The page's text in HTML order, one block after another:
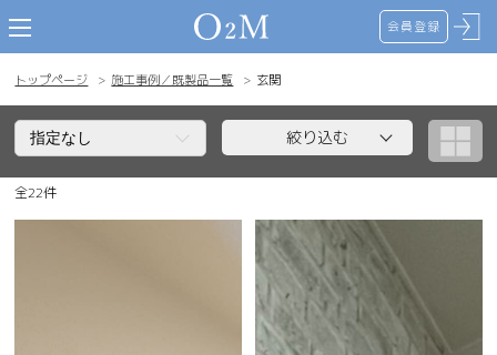
toggle navigation 会員登録
トップページ 施工事例／既製品一覧 玄関
絞り込む
全22件